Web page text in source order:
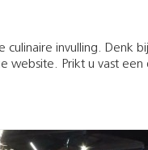
culinaire invulling. Denk
website. Prikt u vast